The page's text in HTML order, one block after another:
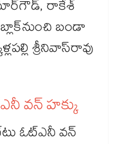
రాకేశ్​​
బండా
శ్రీనివాస్​రావు
వన్ హక్కు
ఓట్​ఎనీ వన్​